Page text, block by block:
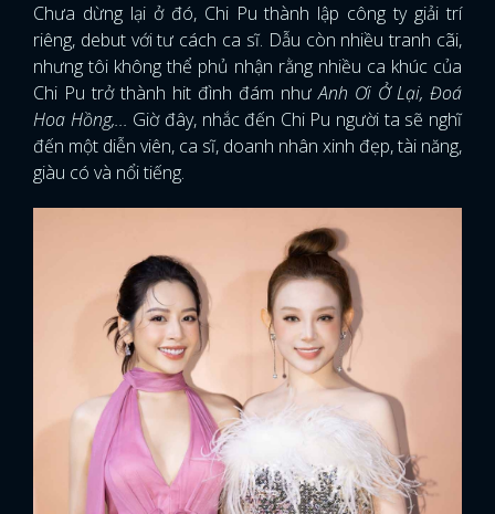
Chưa dừng lại ở đó, Chi Pu thành lập công ty giải trí
riêng, debut với tư cách ca sĩ. Dẫu còn nhiều tranh cãi,
nhưng tôi không thể phủ nhận rằng nhiều ca khúc của
Chi Pu trở thành hit đình đám nhưAnh Ơi Ở Lại, Đoá
Hoa Hồng,... Giờ đây, nhắc đến Chi Pu người ta sẽ nghĩ
đến một diễn viên, ca sĩ, doanh nhân xinh đẹp, tài năng,
giàu có và nổi tiếng.